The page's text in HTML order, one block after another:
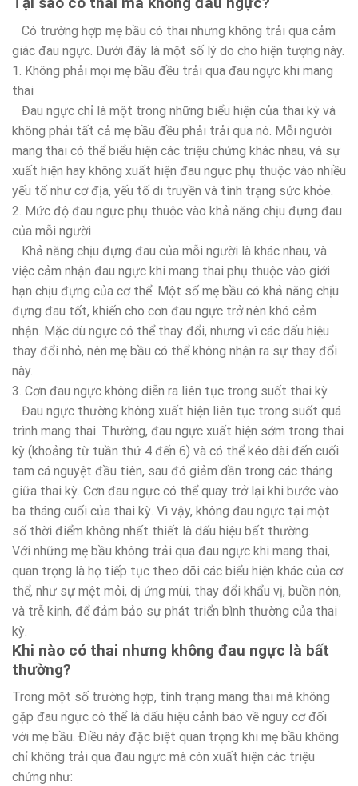
Có trường hợp mẹ bầu có thai nhưng không trải qua cảm
giác đau ngực. Dưới đây là một số lý do cho hiện tượng này.
1. Không phải mọi mẹ bầu đều trải qua đau ngực khi mang
thai
Đau ngực chỉ là một trong những biểu hiện của thai kỳ và
không phải tất cả mẹ bầu đều phải trải qua nó. Mỗi người
mang thai có thể biểu hiện các triệu chứng khác nhau, và sự
xuất hiện hay không xuất hiện đau ngực phụ thuộc vào nhiều
yếu tố như cơ địa, yếu tố di truyền và tình trạng sức khỏe.
2. Mức độ đau ngực phụ thuộc vào khả năng chịu đựng đau
của mỗi người
Khả năng chịu đựng đau của mỗi người là khác nhau, và
việc cảm nhận đau ngực khi mang thai phụ thuộc vào giới
hạn chịu đựng của cơ thể. Một số mẹ bầu có khả năng chịu
đựng đau tốt, khiến cho cơn đau ngực trở nên khó cảm
nhận. Mặc dù ngực có thể thay đổi, nhưng vì các dấu hiệu
thay đổi nhỏ, nên mẹ bầu có thể không nhận ra sự thay đổi
này.
3. Cơn đau ngực không diễn ra liên tục trong suốt thai kỳ
Đau ngực thường không xuất hiện liên tục trong suốt quá
trình mang thai. Thường, đau ngực xuất hiện sớm trong thai
kỳ (khoảng từ tuần thứ 4 đến 6) và có thể kéo dài đến cuối
tam cá nguyệt đầu tiên, sau đó giảm dần trong các tháng
giữa thai kỳ. Cơn đau ngực có thể quay trở lại khi bước vào
ba tháng cuối của thai kỳ. Vì vậy, không đau ngực tại một
số thời điểm không nhất thiết là dấu hiệu bất thường.
Với những mẹ bầu không trải qua đau ngực khi mang thai,
quan trọng là họ tiếp tục theo dõi các biểu hiện khác của cơ
thể, như sự mệt mỏi, dị ứng mùi, thay đổi khẩu vị, buồn nôn,
và trễ kinh, để đảm bảo sự phát triển bình thường của thai
kỳ.
Khi nào có thai nhưng không đau ngực là bất
thường?
Trong một số trường hợp, tình trạng mang thai mà không
gặp đau ngực có thể là dấu hiệu cảnh báo về nguy cơ đối
với mẹ bầu. Điều này đặc biệt quan trọng khi mẹ bầu không
chỉ không trải qua đau ngực mà còn xuất hiện các triệu
chứng như: